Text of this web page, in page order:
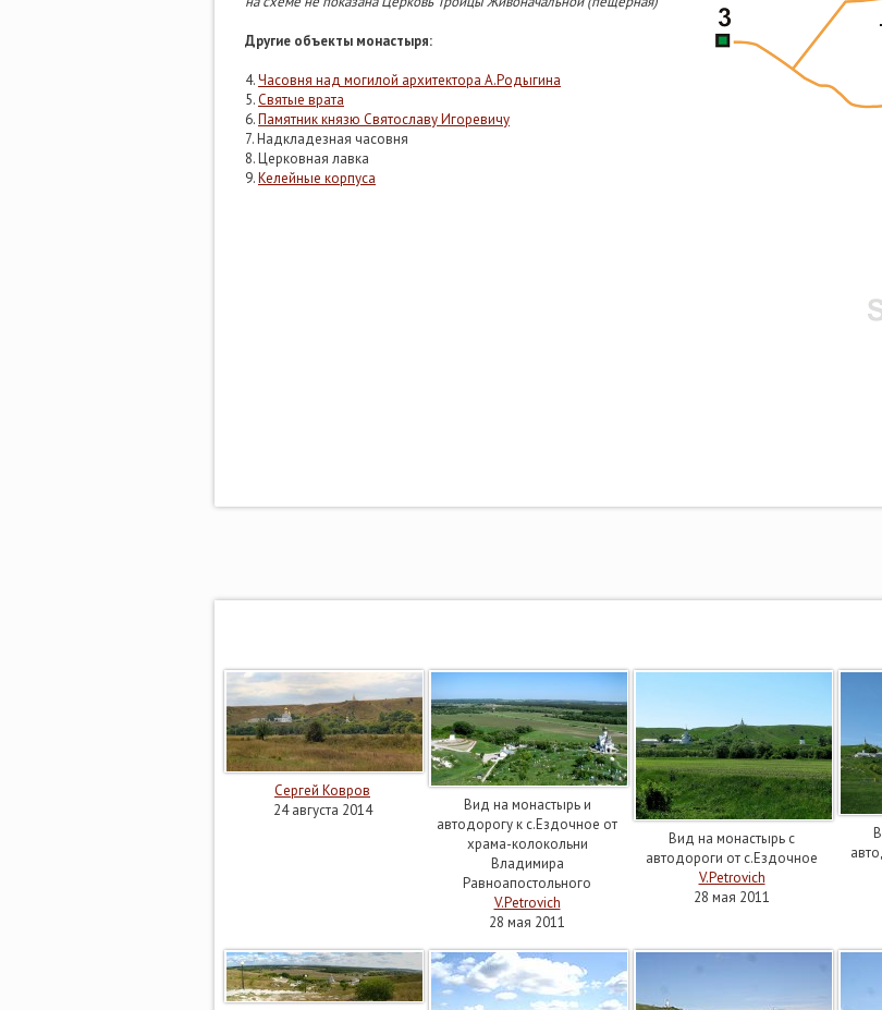
Другие объекты монастыря:
4.Часовня над могилой архитектора А.Родыгина
5.Святые врата
6.Памятник князю Святославу Игоревичу
7. Надкладезная часовня
8. Церковная лавка
9.Келейные корпуса
Сергей Ковров
24 августа 2014
Вид на монастырь и
автодорогу к с.Ездочное от
храма-колокольни
Владимира
Равноапостольного
V.Petrovich
28 мая 2011
Вид на монастырь с
автодороги от с.Ездочное
V.Petrovich
28 мая 2011